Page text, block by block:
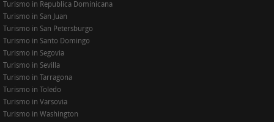
Turismo in Republica Dominicana
Turismo in San Juan
Turismo in San Petersburgo
Turismo in Santo Domingo
Turismo in Segovia
Turismo in Sevilla
Turismo in Tarragona
Turismo in Toledo
Turismo in Varsovia
Turismo in Washington